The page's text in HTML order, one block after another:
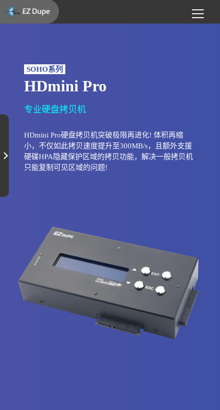
SOHO系列
HDmini Pro
专业硬盘拷贝机
HDmini Pro硬盘拷贝机突破极限再进化! 体积再缩
小，不仅如此拷贝速度提升至300MB/s，且额外支援
硬碟HPA隐藏保护区域的拷贝功能，解决一般拷贝机
只能复制可见区域的问题!